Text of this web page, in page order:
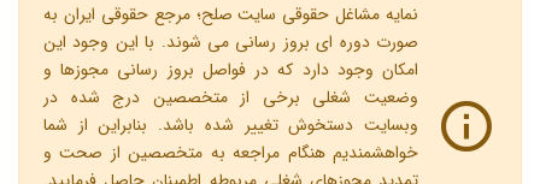
نمایه مشاغل حقوقی سایت صلح؛ مرجع حقوقی ایران به
صورت دوره ای بروز رسانی می شوند. با این وجود این
امکان وجود دارد که در فواصل بروز رسانی مجوزها و
وضعیت شغلی برخی از متخصصین درج شده در
وبسایت دستخوش تغییر شده باشد. بنابراین از شما
خواهشمندیم هنگام مراجعه به متخصصین از صحت و